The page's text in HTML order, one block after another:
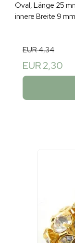
Oval, Länge 25
innere Breite 9
EUR 4,34
EUR 2,30